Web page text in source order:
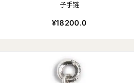
子手链
¥18200.0